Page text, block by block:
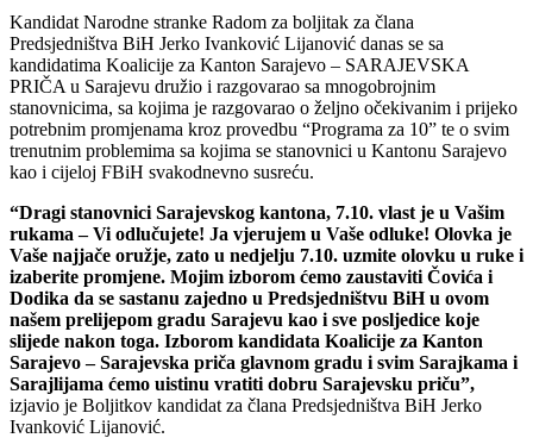
Kandidat Narodne stranke Radom za boljitak za člana
Predsjedništva BiH Jerko Ivanković Lijanović danas se sa
kandidatima Koalicije za Kanton Sarajevo – SARAJEVSKA
PRIČA u Sarajevu družio i razgovarao sa mnogobrojnim
stanovnicima, sa kojima je razgovarao o željno očekivanim i prijeko
potrebnim promjenama kroz provedbu “Programa za 10” te o svim
trenutnim problemima sa kojima se stanovnici u Kantonu Sarajevo
kao i cijeloj FBiH svakodnevno susreću.
“Dragi stanovnici Sarajevskog kantona, 7.10. vlast je u Vašim
rukama – Vi odlučujete! Ja vjerujem u Vaše odluke! Olovka je
Vaše najjače oružje, zato u nedjelju 7.10. uzmite olovku u ruke i
izaberite promjene. Mojim izborom ćemo zaustaviti Čovića i
Dodika da se sastanu zajedno u Predsjedništvu BiH u ovom
našem prelijepom gradu Sarajevu kao i sve posljedice koje
slijede nakon toga. Izborom kandidata Koalicije za Kanton
Sarajevo – Sarajevska priča glavnom gradu i svim Sarajkama i
Sarajlijama ćemo uistinu vratiti dobru Sarajevsku priču”,
izjavio je Boljitkov kandidat za člana Predsjedništva BiH Jerko
Ivanković Lijanović.